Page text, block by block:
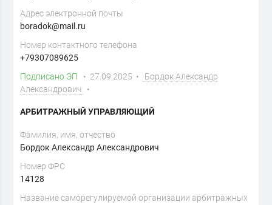
Адрес электронной почты
boradok@mail.ru
Номер контактного телефона
+79307089625
Подписано ЭП
• 27.09.2025 •
Бордок Александр
Александрович
•
АРБИТРАЖНЫЙ УПРАВЛЯЮЩИЙ
Фамилия, имя, отчество
Бордок Александр Александрович
Номер ФРС
14128
Название саморегулируемой организации арбитражных